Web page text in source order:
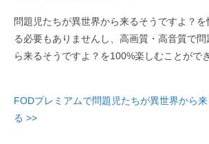
問題児たちが異世界から来るそうですよ？
る必要もありませんし、高画質・高音質で
ら来るそうですよ？を100%楽しむことがで
FODプレミアムで問題児たちが異世界から
る >>